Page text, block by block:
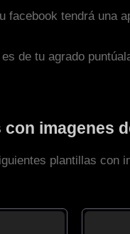
facebook tendrá una
de tu agrado
imagenes
plantillas con